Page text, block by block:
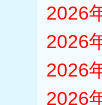
2026
2026
2026
2026